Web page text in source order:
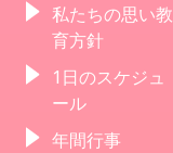
私たちの思い教
育方針
1日のスケジュ
ール
年間行事